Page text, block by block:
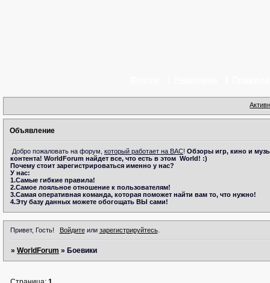
Объявление
Добро пожаловать на форум, который работает на ВАС! Обзоры игр, кино и
контента! WorldForum найдет все, что есть в этом World! :)
Почему стоит зарегистрироваться именно у нас?
У нас:
1.Самые гибкие правила!
2.Самое лояльное отношение к пользователям!
3.Самая оперативная команда, которая поможет найти вам то, что нужно!
4.Эту базу данных можете обогощать ВЫ сами!
Привет, Гость! Войдитеили зарегистрируйтесь.
»WorldForum » Боевики